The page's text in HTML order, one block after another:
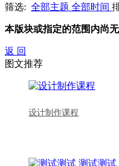
筛选: 全部主题 全部时间
本版块或指定的范围内尚
返 回
图文推荐
设计制作课程